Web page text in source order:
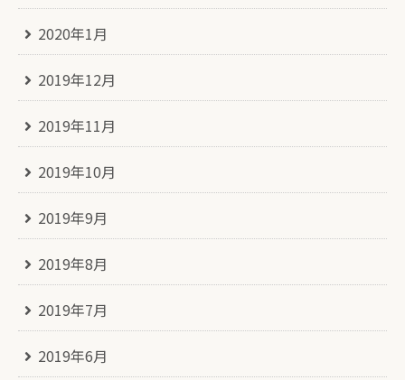
2020年1月
2019年12月
2019年11月
2019年10月
2019年9月
2019年8月
2019年7月
2019年6月